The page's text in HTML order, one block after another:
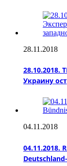
28.11.2018
28.10.2018.
Украину
04.11.2018
04.11.2018.